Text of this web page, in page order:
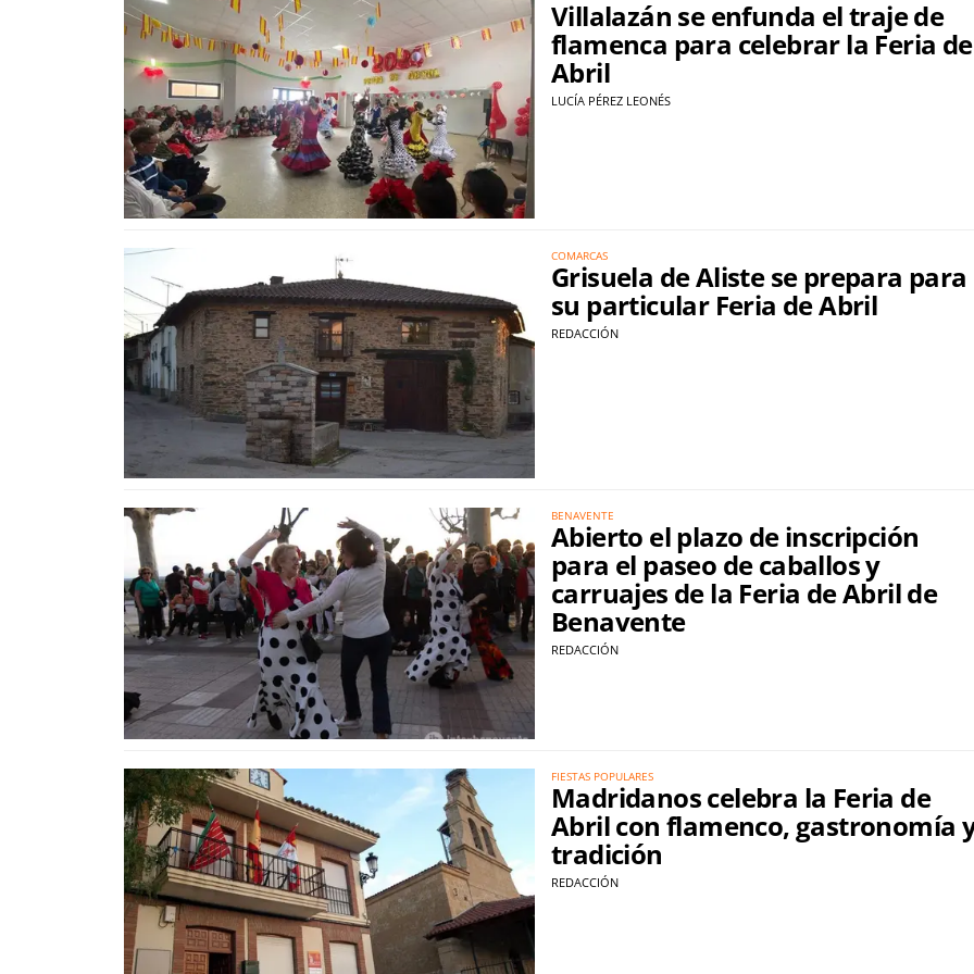
Villalazán se enfunda el traje de
flamenca para celebrar la Feria de
Abril
LUCÍA PÉREZ LEONÉS
COMARCAS
Grisuela de Aliste se prepara para
su particular Feria de Abril
REDACCIÓN
BENAVENTE
Abierto el plazo de inscripción
para el paseo de caballos y
carruajes de la Feria de Abril de
Benavente
REDACCIÓN
FIESTAS POPULARES
Madridanos celebra la Feria de
Abril con flamenco, gastronomía
tradición
REDACCIÓN